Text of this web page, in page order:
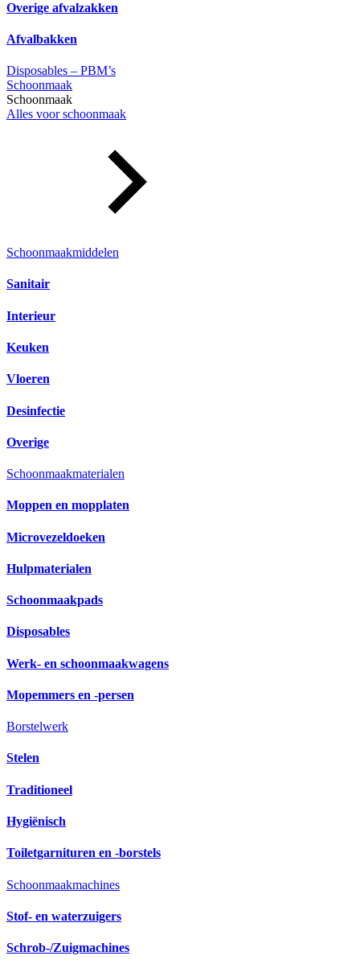
Overige afvalzakken
Afvalbakken
Disposables – PBM’s
Schoonmaak
Schoonmaak
Alles voor schoonmaak
Schoonmaakmiddelen
Sanitair
Interieur
Keuken
Vloeren
Desinfectie
Overige
Schoonmaakmaterialen
Moppen en mopplaten
Microvezeldoeken
Hulpmaterialen
Schoonmaakpads
Disposables
Werk- en schoonmaakwagens
Mopemmers en -persen
Borstelwerk
Stelen
Traditioneel
Hygiënisch
Toiletgarnituren en -borstels
Schoonmaakmachines
Stof- en waterzuigers
Schrob-/Zuigmachines